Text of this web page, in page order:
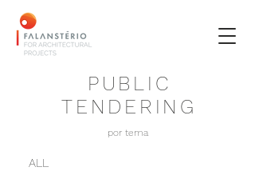
PUBLIC
TENDERING
por tema
ALL